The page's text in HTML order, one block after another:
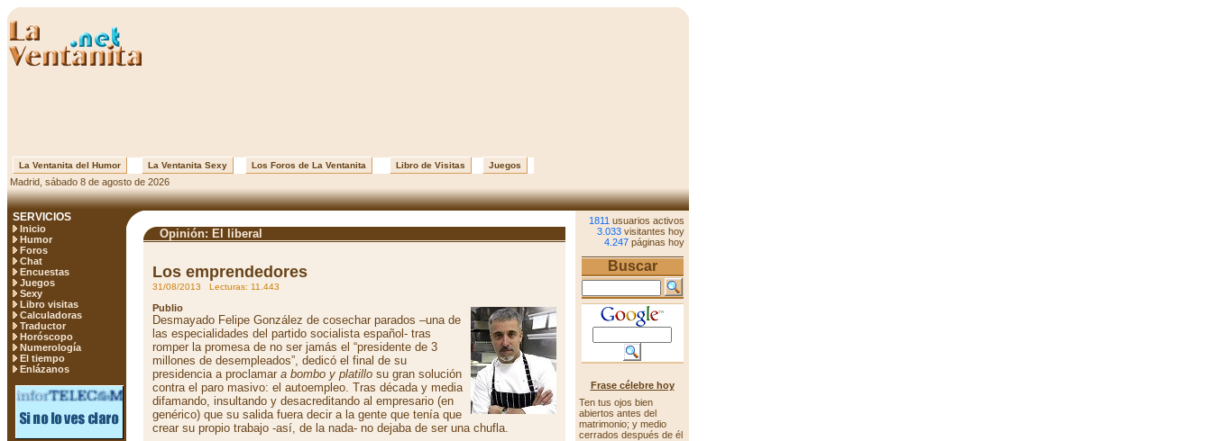
La Ventanita del Humor La Ventanita Sexy Los Foros de La Ventanita Libro de Visitas Juegos
Madrid, sábado 8 de agosto de 2026
SERVICIOS
Inicio
Humor
Foros
Chat
Encuestas
Juegos
Sexy
Libro visitas
Calculadoras
Traductor
Horóscopo
Numerología
El tiempo
Enlázanos
Opinión: El liberal
Los emprendedores
31/08/2013 Lecturas: 11.443
Publio
Desmayado Felipe González de cosechar parados –una de
las especialidades del partido socialista español- tras
romper la promesa de no ser jamás el “presidente de 3
millones de desempleados”, dedicó el final de su
presidencia a proclamar a bombo y platillo su gran solución
contra el paro masivo: el autoempleo. Tras década y media
difamando, insultando y desacreditando al empresario (en
genérico) que su salida fuera decir a la gente que tenía que
crear su propio trabajo -así, de la nada- no dejaba de ser una chufla.
1811 usuarios activos
3.033 visitantes hoy
4.247 páginas hoy
Buscar
Frase célebre hoy
Ten tus ojos bien
abiertos antes del
matrimonio; y medio
cerrados después de él